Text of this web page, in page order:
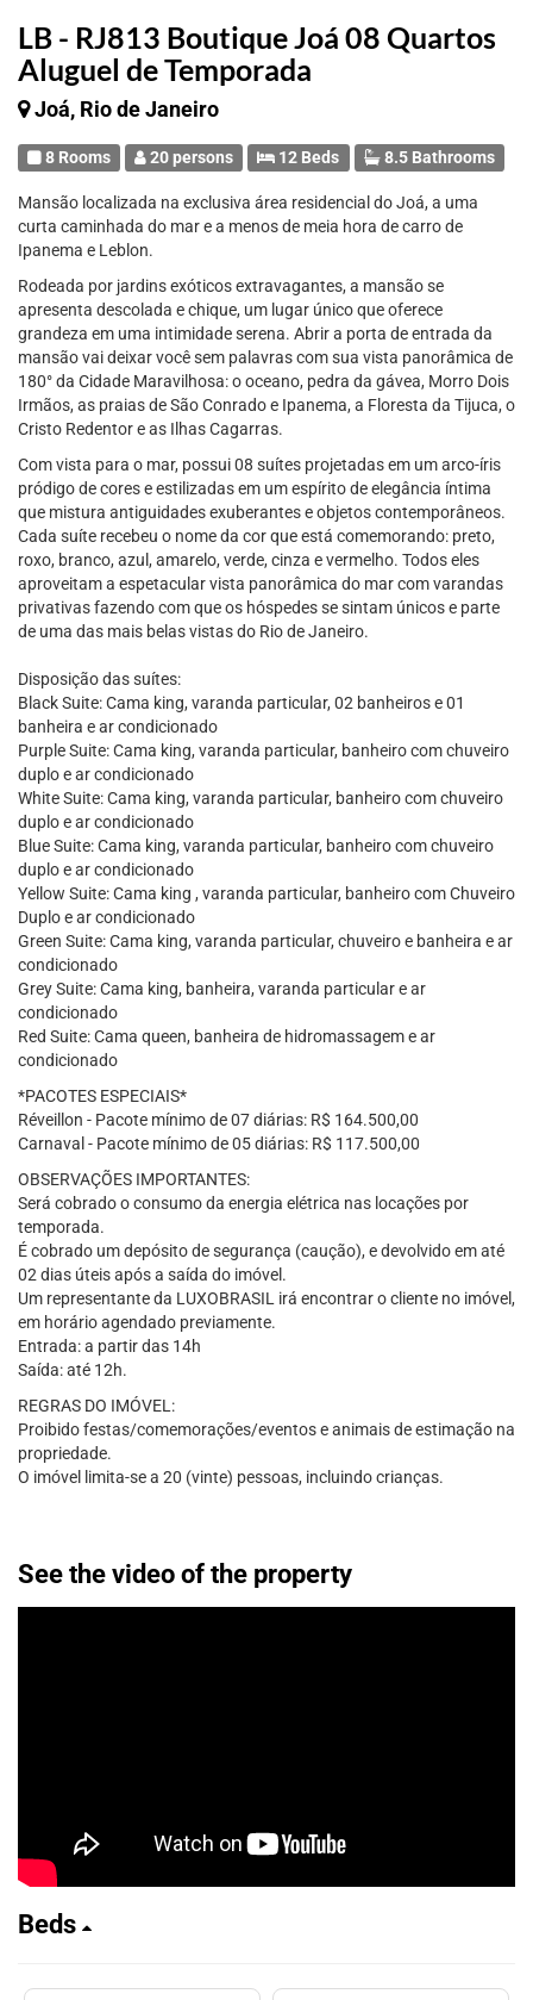
LB - RJ813 Boutique Joá 08 Quartos
Aluguel de Temporada
Joá, Rio de Janeiro
8 Rooms 20 persons 12 Beds 8.5 Bathrooms
Mansão localizada na exclusiva área residencial do Joá, a uma
curta caminhada do mar e a menos de meia hora de carro de
Ipanema e Leblon.
Rodeada por jardins exóticos extravagantes, a mansão se
apresenta descolada e chique, um lugar único que oferece
grandeza em uma intimidade serena. Abrir a porta de entrada da
mansão vai deixar você sem palavras com sua vista panorâmica de
180° da Cidade Maravilhosa: o oceano, pedra da gávea, Morro Dois
Irmãos, as praias de São Conrado e Ipanema, a Floresta da Tijuca, o
Cristo Redentor e as Ilhas Cagarras.
Com vista para o mar, possui 08 suítes projetadas em um arco-íris
pródigo de cores e estilizadas em um espírito de elegância íntima
que mistura antiguidades exuberantes e objetos contemporâneos.
Cada suíte recebeu o nome da cor que está comemorando: preto,
roxo, branco, azul, amarelo, verde, cinza e vermelho. Todos eles
aproveitam a espetacular vista panorâmica do mar com varandas
privativas fazendo com que os hóspedes se sintam únicos e parte
de uma das mais belas vistas do Rio de Janeiro.
Disposição das suítes:
Black Suite: Cama king, varanda particular, 02 banheiros e 01
banheira e ar condicionado
Purple Suite: Cama king, varanda particular, banheiro com chuveiro
duplo e ar condicionado
White Suite: Cama king, varanda particular, banheiro com chuveiro
duplo e ar condicionado
Blue Suite: Cama king, varanda particular, banheiro com chuveiro
duplo e ar condicionado
Yellow Suite: Cama king , varanda particular, banheiro com Chuveiro
Duplo e ar condicionado
Green Suite: Cama king, varanda particular, chuveiro e banheira e ar
condicionado
Grey Suite: Cama king, banheira, varanda particular e ar
condicionado
Red Suite: Cama queen, banheira de hidromassagem e ar
condicionado
*PACOTES ESPECIAIS*
Réveillon - Pacote mínimo de 07 diárias: R$ 164.500,00
Carnaval - Pacote mínimo de 05 diárias: R$ 117.500,00
OBSERVAÇÕES IMPORTANTES:
Será cobrado o consumo da energia elétrica nas locações por
temporada.
É cobrado um depósito de segurança (caução), e devolvido em até
02 dias úteis após a saída do imóvel.
Um representante da LUXOBRASIL irá encontrar o cliente no imóvel,
em horário agendado previamente.
Entrada: a partir das 14h
Saída: até 12h.
REGRAS DO IMÓVEL:
Proibido festas/comemorações/eventos e animais de estimação na
propriedade.
O imóvel limita-se a 20 (vinte) pessoas, incluindo crianças.
See the video of the property
Beds